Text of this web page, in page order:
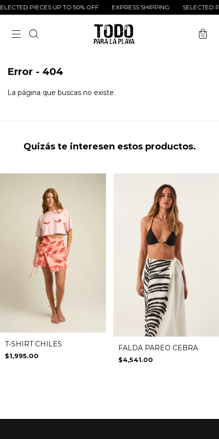
PIECES UP TO 50% OFF EXPRESS SHIPPING SELECTED
0
Error - 404
La página que buscas no existe.
Quizás te interesen estos productos.
T-SHIRT CHILES
$1,995.00
FALDA PAREO CEBRA
$4,541.00